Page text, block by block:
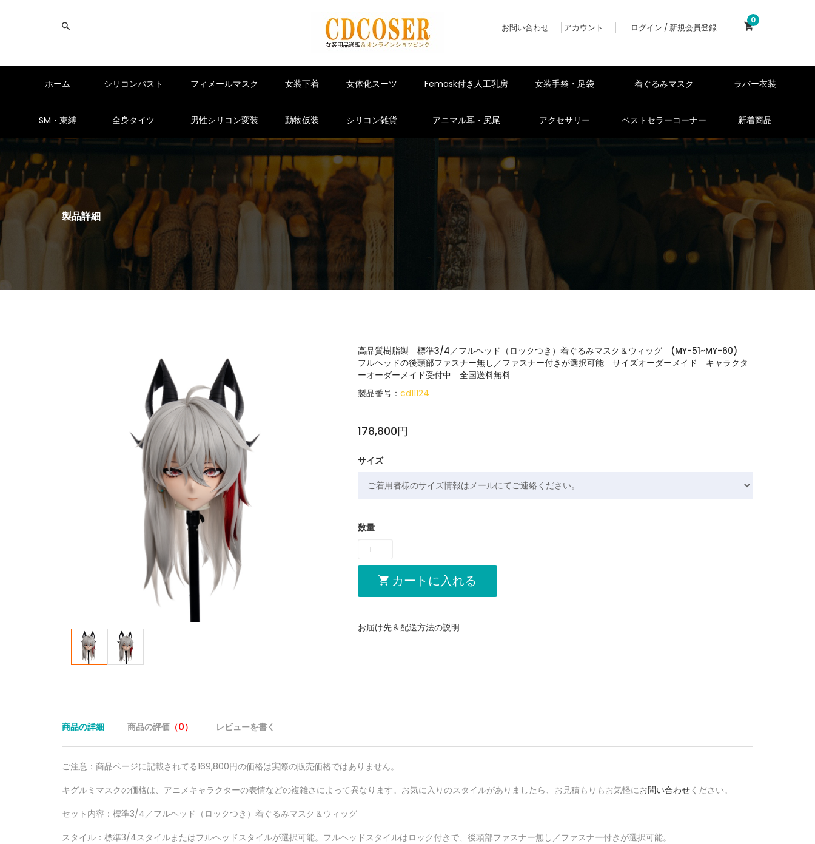
お問い合わせ アカウント ログイン / 新規会員登録
0
ホーム シリコンバスト フィメールマスク 女装下着 女体化スーツ Femask付き人工乳房 女装手袋・足袋 着ぐるみマスク ラバー衣装
SM・束縛 全身タイツ 男性シリコン変装 動物仮装 シリコン雑貨 アニマル耳・尻尾 アクセサリー ベストセラーコーナー 新着商品
製品詳細
高品質樹脂製 標準3/4／フルヘッド（ロックつき）着ぐるみマスク＆ウィッグ (MY-51~MY-60)
フルヘッドの後頭部ファスナー無し／ファスナー付きが選択可能 サイズオーダーメイド キャラクタ
ーオーダーメイド受付中 全国送料無料
製品番号： cd11124
178,800円
サイズ
数量
カートに入れる
お届け先＆配送方法の説明
商品の詳細 商品の評価 （0） レビューを書く
ご注意：商品ページに記載されてる169,800円の価格は実際の販売価格ではありません。
キグルミマスクの価格は、アニメキャラクターの表情などの複雑さによって異なります。お気に入りのスタイルがありましたら、お見積もりもお気軽にお問い合わせください。
セット内容：標準3/4／フルヘッド（ロックつき）着ぐるみマスク＆ウィッグ
スタイル：標準3/4スタイルまたはフルヘッドスタイルが選択可能。フルヘッドスタイルはロック付きで、後頭部ファスナー無し／ファスナー付きが選択可能。